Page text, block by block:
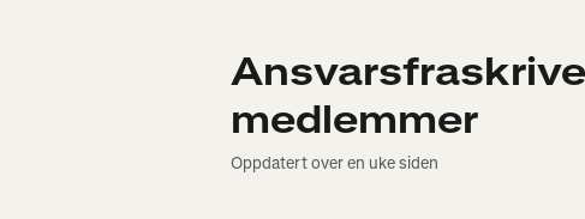
medlemmer
Oppdatert over en uke siden